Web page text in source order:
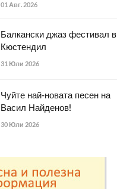
01 Авг. 2026
Балкански джаз фестивал в
Кюстендил
31 Юли 2026
Чуйте най-новата песен на
Васил Найденов!
30 Юли 2026